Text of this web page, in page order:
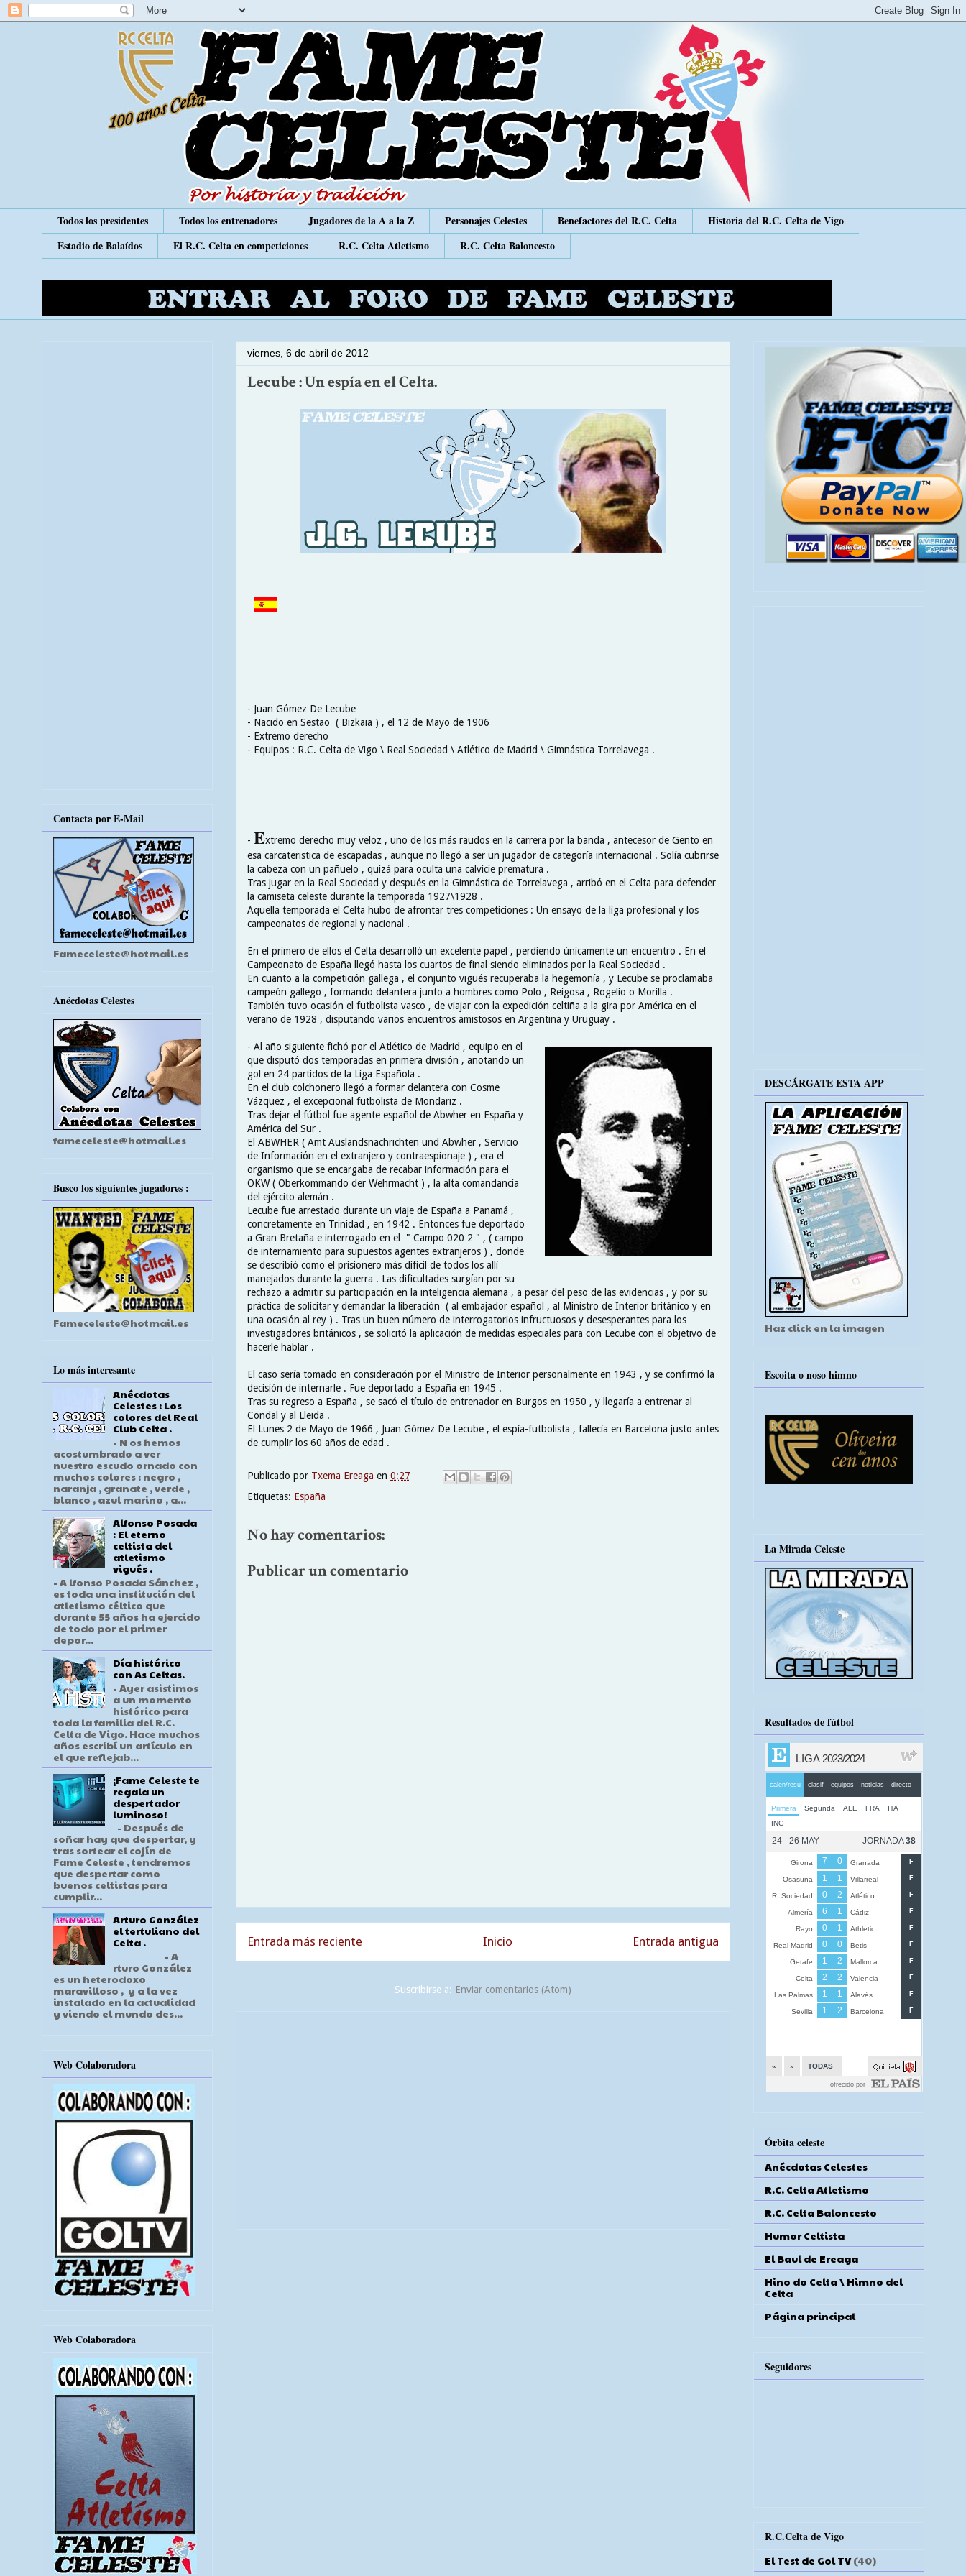
Todos los presidentes Todos los entrenadores Jugadores de la A a la Z Personajes Celestes Benefactores del R.C. Celta
Historia del R.C. Celta de Vigo
Estadio de Balaídos
El R.C. Celta en competiciones R.C. Celta Atletismo R.C. Celta Baloncesto
viernes, 6 de abril de 2012
Lecube : Un espía en el Celta.
- Juan Gómez De Lecube
- Nacido en Sestao ( Bizkaia ) , el 12 de Mayo de 1906
- Extremo derecho
- Equipos : R.C. Celta de Vigo \ Real Sociedad \ Atlético de Madrid \ Gimnástica Torrelavega .
- Extremo derecho muy veloz , uno de los más raudos en la carrera por la banda , antecesor de Gento en
esa carcateristica de escapadas , aunque no llegó a ser un jugador de categoría internacional . Solía cubrirse
la cabeza con un pañuelo , quizá para oculta una calvicie prematura .
Tras jugar en la Real Sociedad y después en la Gimnástica de Torrelavega , arribó en el Celta para defender
la camiseta celeste durante la temporada 1927\1928 .
Aquella temporada el Celta hubo de afrontar tres competiciones : Un ensayo de la liga profesional y los
campeonatos de regional y nacional .
En el primero de ellos el Celta desarrolló un excelente papel , perdiendo únicamente un encuentro . En el
Campeonato de España llegó hasta los cuartos de final siendo eliminados por la Real Sociedad .
En cuanto a la competición gallega , el conjunto vigués recuperaba la hegemonía , y Lecube se proclamaba
campeón gallego , formando delantera junto a hombres como Polo , Reigosa , Rogelio o Morilla .
También tuvo ocasión el futbolista vasco , de viajar con la expedición celtiña a la gira por América en el
verano de 1928 , disputando varios encuentros amistosos en Argentina y Uruguay .
- Al año siguiente fichó por el Atlético de Madrid , equipo en el
que disputó dos temporadas en primera división , anotando un
gol en 24 partidos de la Liga Española .
En el club colchonero llegó a formar delantera con Cosme
Vázquez , el excepcional futbolista de Mondariz .
Tras dejar el fútbol fue agente español de Abwher en España y
América del Sur .
El ABWHER ( Amt Auslandsnachrichten und Abwher , Servicio
de Información en el extranjero y contraespionaje ) , era el
organismo que se encargaba de recabar información para el
OKW ( Oberkommando der Wehrmacht ) , la alta comandancia
del ejército alemán .
Lecube fue arrestado durante un viaje de España a Panamá ,
concretamente en Trinidad , en 1942 . Entonces fue deportado
a Gran Bretaña e interrogado en el " Campo 020 2 " , ( campo
de internamiento para supuestos agentes extranjeros ) , donde
se describió como el prisionero más difícil de todos los allí
manejados durante la guerra . Las dificultades surgían por su
rechazo a admitir su participación en la inteligencia alemana , a pesar del peso de las evidencias , y por su
práctica de solicitar y demandar la liberación ( al embajador español , al Ministro de Interior británico y en
una ocasión al rey ) . Tras un buen número de interrogatorios infructuosos y desesperantes para los
investigadores británicos , se solicitó la aplicación de medidas especiales para con Lecube con el objetivo de
hacerle hablar .
El caso sería tomado en consideración por el Ministro de Interior personalmente en 1943 , y se confirmó la
decisión de internarle . Fue deportado a España en 1945 .
Tras su regreso a España , se sacó el título de entrenador en Burgos en 1950 , y llegaría a entrenar al
Condal y al Lleida .
El Lunes 2 de Mayo de 1966 , Juan Gómez De Lecube , el espía-futbolista , fallecía en Barcelona justo antes
de cumplir los 60 años de edad .
Publicado por Txema Ereaga en 0:27
Etiquetas: España
No hay comentarios:
Publicar un comentario
Entrada más reciente Entrada antigua
Inicio
Suscribirse a: Enviar comentarios (Atom)
Contacta por E-Mail
Fameceleste@hotmail.es
Anécdotas Celestes
fameceleste@hotmail.es
Busco los siguientes jugadores :
Fameceleste@hotmail.es
Lo más interesante
Anécdotas
Celestes : Los
colores del Real
Club Celta .
- N os hemos
acostumbrado a ver
nuestro escudo ornado con
muchos colores : negro ,
naranja , granate , verde ,
blanco , azul marino , a...
Alfonso Posada
: El eterno
celtista del
atletismo
vigués .
- A lfonso Posada Sánchez ,
es toda una institución del
atletismo céltico que
durante 55 años ha ejercido
de todo por el primer
depor...
Día histórico
con As Celtas.
- Ayer asistimos
a un momento
histórico para
toda la familia del R.C.
Celta de Vigo. Hace muchos
años escribí un artículo en
el que reflejab...
¡Fame Celeste te
regala un
despertador
luminoso!
- Después de
soñar hay que despertar, y
tras sortear el cojín de
Fame Celeste , tendremos
que despertar como
buenos celtistas para
cumplir...
Arturo González
el tertuliano del
Celta .
- A
rturo González
es un heterodoxo
maravilloso , y a la vez
instalado en la actualidad
y viendo el mundo des...
Web Colaboradora
Web Colaboradora
DESCÁRGATE ESTA APP
Haz click en la imagen
Escoita o noso himno
La Mirada Celeste
Resultados de fútbol
Órbita celeste
Anécdotas Celestes
R.C. Celta Atletismo
R.C. Celta Baloncesto
Humor Celtista
El Baul de Ereaga
Hino do Celta \ Himno del
Celta
Página principal
Seguidores
R.C.Celta de Vigo
El Test de Gol TV (40)